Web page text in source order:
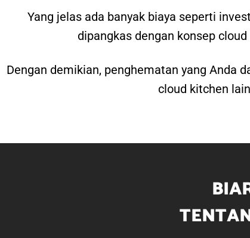
Yang jelas ada banyak biaya seperti
dipangkas dengan konsep
Dengan demikian, penghematan yang Anda
cloud kitchen